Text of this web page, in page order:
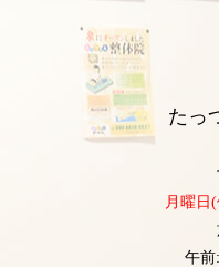
たっ
月曜日
午前